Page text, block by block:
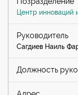
Центр инноваций
Сагдиев Наиль